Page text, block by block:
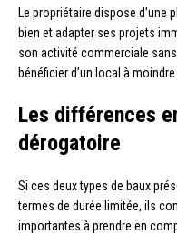
Le propriétaire dispose d’une
bien et adapter ses projets
son activité commerciale
bénéficier d’un local à
Les différences
dérogatoire
Si ces deux types de baux
termes de durée limitée, ils
importantes à prendre en